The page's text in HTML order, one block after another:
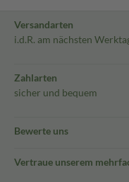
Versandarten
i.d.R. am nächsten
Zahlarten
sicher und bequem
Bewerte uns
Vertraue unserem